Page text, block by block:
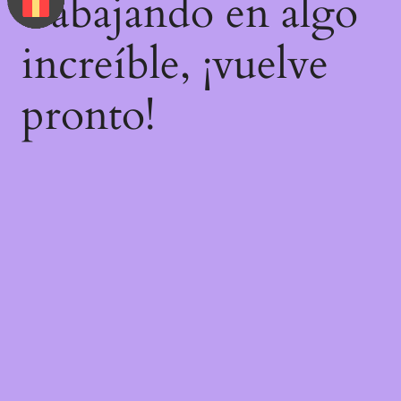
trabajando en algo
increíble, ¡vuelve
pronto!